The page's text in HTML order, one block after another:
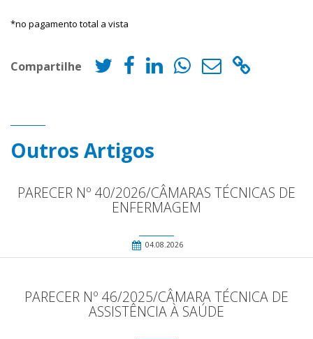
*no pagamento total a vista
Compartilhe
Outros Artigos
PARECER Nº 40/2026/CÂMARAS TÉCNICAS DE
ENFERMAGEM
04.08.2026
PARECER Nº 46/2025/CÂMARA TÉCNICA DE
ASSISTÊNCIA À SAÚDE